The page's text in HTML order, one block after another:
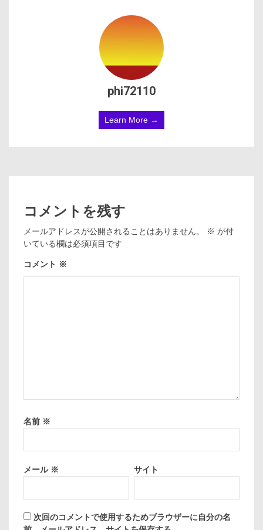
phi72110
Learn More →
コメントを残す
メールアドレスが公開されることはありません。 ※ が付
いている欄は必須項目です
コメント ※
名前 ※
メール ※ サイト
次回のコメントで使用するためブラウザーに自分の名